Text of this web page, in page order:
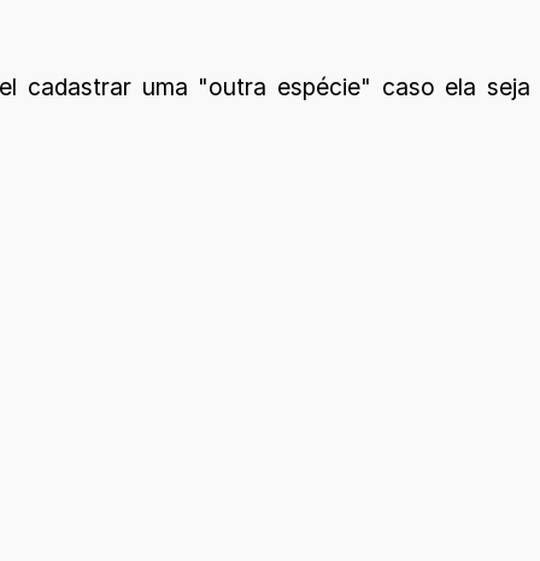
cadastrar uma "outra espécie" caso ela seja